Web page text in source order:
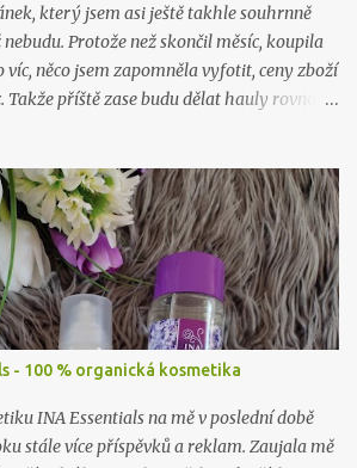
který jsem asi ještě takhle souhrnně
Protože než skončil měsíc, koupila
víc, něco jsem zapomněla vyfotit, ceny zboží
Takže příště zase budu dělat hauly rovnou
- 100 % organická kosmetika
INA Essentials na mě v poslední době
stále více příspěvků a reklam. Zaujala mě